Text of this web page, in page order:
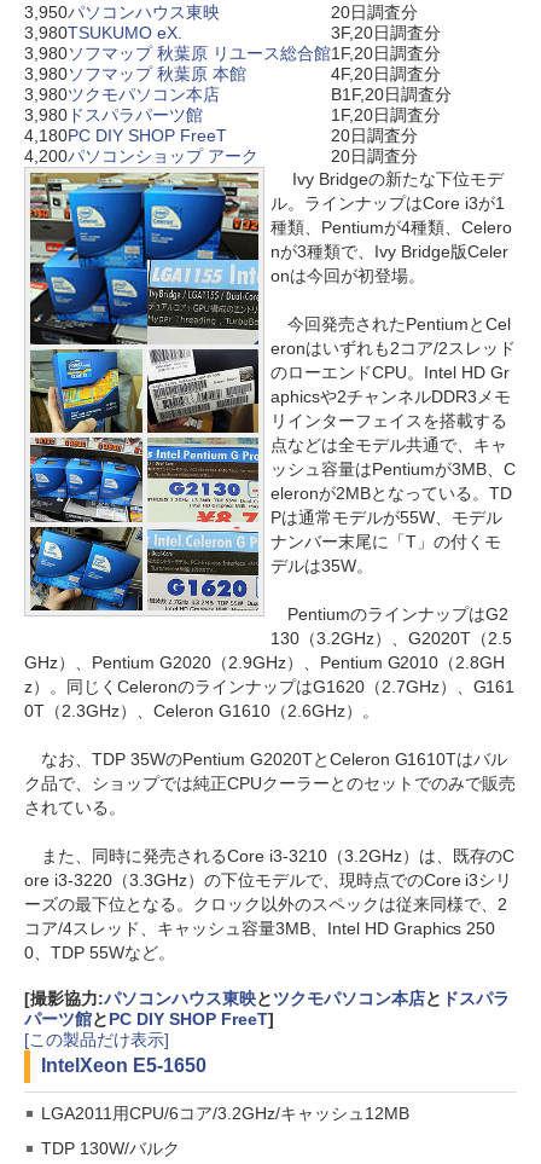
3,950パソコンハウス東映
20日調査分
3,980TSUKUMO eX.
3F,20日調査分
3,980ソフマップ 秋葉原 リユース総合館1F,20日調査分
3,980ソフマップ 秋葉原 本館
4F,20日調査分
3,980ツクモパソコン本店
B1F,20日調査分
3,980 ドスパラパーツ館
1F,20日調査分
4,180PC DIY SHOP FreeT
20日調査分
4,200パソコンショップ アーク
20日調査分
Ivy Bridgeの新たな下位モデ
ル。ラインナップはCore i3が1
種類、Pentiumが4種類、Celero
nが3種類で、Ivy Bridge版Celer
onは今回が初登場。
今回発売されたPentiumとCel
eronはいずれも2コア/2スレッド
のローエンドCPU。Intel HD Gr
aphicsや2チャンネルDDR3メモ
リインターフェイスを搭載する
点などは全モデル共通で、キャ
ッシュ容量はPentiumが3MB、C
eleronが2MBとなっている。TD
Pは通常モデルが55W、モデル
ナンバー末尾に「T」の付くモ
デルは35W。
PentiumのラインナップはG2
130（3.2GHz）、G2020T（2.5
GHz）、Pentium G2020（2.9GHz）、Pentium G2010（2.8GH
z）。同じくCeleronのラインナップはG1620（2.7GHz）、G161
0T（2.3GHz）、Celeron G1610（2.6GHz）。
なお、TDP 35WのPentium G2020TとCeleron G1610Tはバル
ク品で、ショップでは純正CPUクーラーとのセットでのみで販売
されている。
また、同時に発売されるCore i3-3210（3.2GHz）は、既存のC
ore i3-3220（3.3GHz）の下位モデルで、現時点でのCore i3シリ
ーズの最下位となる。クロック以外のスペックは従来同様で、2
コア/4スレッド、キャッシュ容量3MB、Intel HD Graphics 250
0、TDP 55Wなど。
[撮影協力:パソコンハウス東映とツクモパソコン本店と ドスパラ
パーツ館とPC DIY SHOP FreeT]
[この製品だけ表示]
Intel Xeon E5-1650
LGA2011用CPU/6コア/3.2GHz/キャッシュ12MB
TDP 130W/バルク